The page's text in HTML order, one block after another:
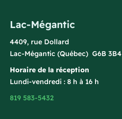
Lac-Mégantic
4409, rue Dollard
Lac-Mégantic (Québec) G6B 3B4
Horaire de la réception
Lundi-vendredi : 8 h à 16 h
819 583-5432